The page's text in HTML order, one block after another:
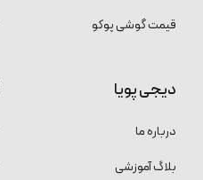
قیمت گوشی پوکو
دیجی پویا
درباره ما
بلاگ آموزشی